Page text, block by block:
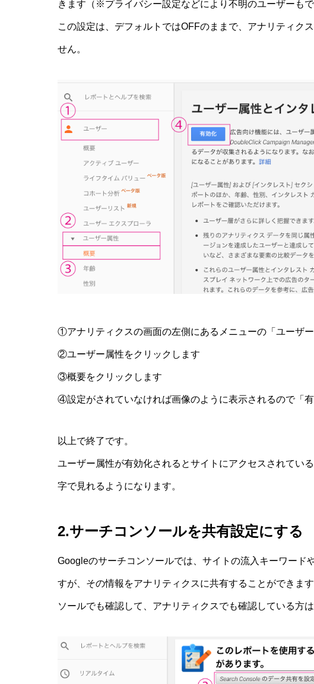
きます（※プライバシー設定などにより不明のユーザーもで
この設定は、デフォルトではOFFのままで、アナリティク
せん。
①アナリティクスの画面の左側にあるメニューの「ユーザ
②ユーザー属性をクリックします
③概要をクリックします
④設定がされていなければ画像のように表示されるので「有
以上で終了です。
ユーザー属性が有効化されるとサイトにアクセスされてい
字で見れるようになります。
2.サーチコンソールを共有設定にする
Googleのサーチコンソールでは、サイトの流入キーワード
すが、その情報をアナリティクスに共有することができま
ソールでも確認して、アナリティクスでも確認している方